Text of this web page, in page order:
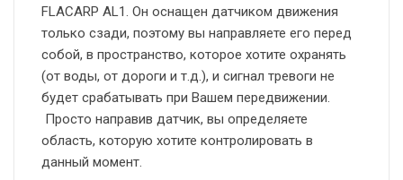
FLACARP AL1. Он оснащен датчиком движения
только сзади, поэтому вы направляете его перед
собой, в пространство, которое хотите охранять
(от воды, от дороги и т.д.), и сигнал тревоги не
будет срабатывать при Вашем передвижении.
Просто направив датчик, вы определяете
область, которую хотите контролировать в
данный момент.